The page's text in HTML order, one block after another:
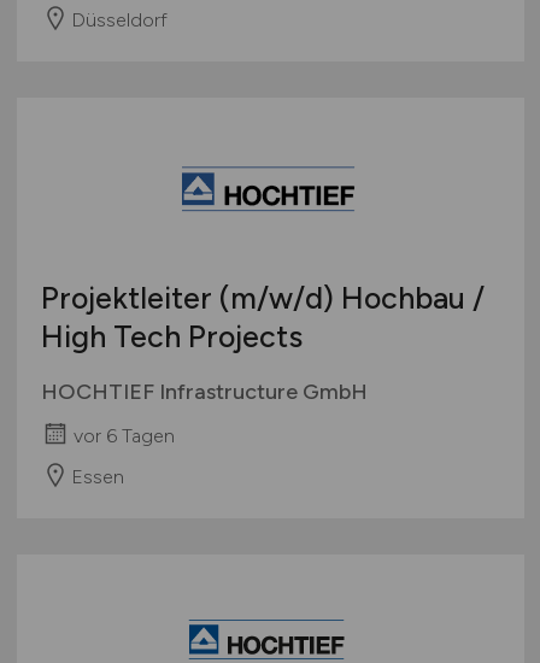
Düsseldorf
Projektleiter (m/w/d) Hochbau /
High Tech Projects
HOCHTIEF Infrastructure GmbH
vor 6 Tagen
Essen